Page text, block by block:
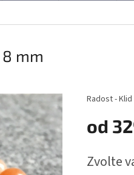
mm
od
cena:
Zvolte
Radost -